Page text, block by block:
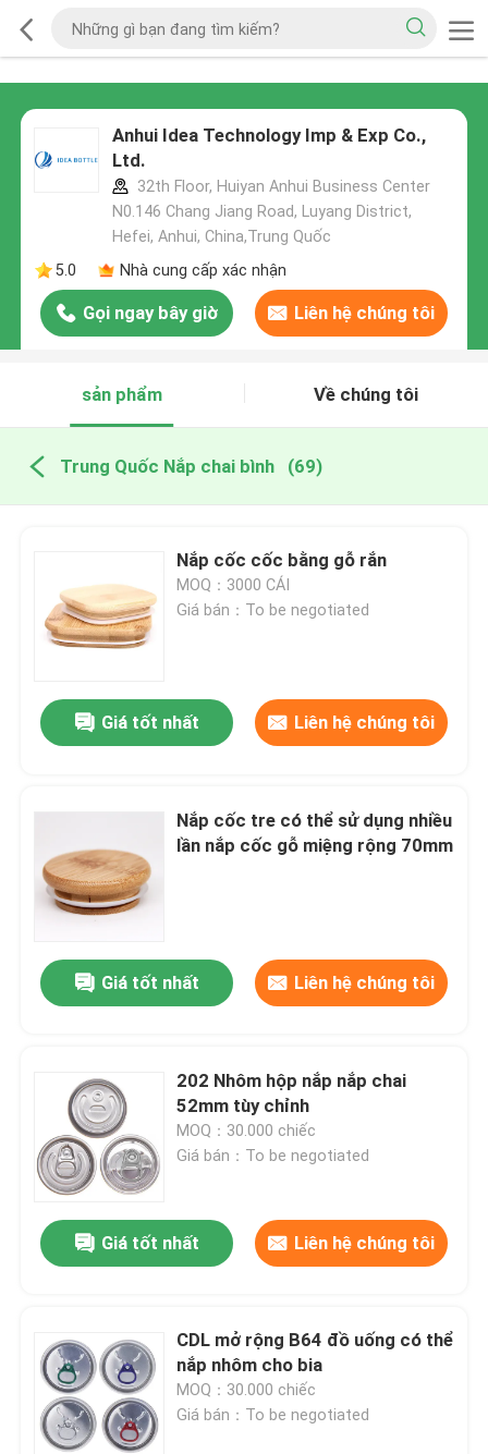
Anhui Idea Technology Imp & Exp Co.,
Ltd.
32th Floor, Huiyan Anhui Business Center
N0.146 Chang Jiang Road, Luyang District,
Hefei, Anhui, China,Trung Quốc
5.0
Nhà cung cấp xác nhận
Gọi ngay bây giờ Liên hệ chúng tôi
sản phẩm Về chúng tôi
Trung Quốc Nắp chai bình (69)
Nắp cốc cốc bằng gỗ rắn
MOQ：3000 CÁI
Giá bán：To be negotiated
Giá tốt nhất Liên hệ chúng tôi
Nắp cốc tre có thể sử dụng nhiều
lần nắp cốc gỗ miệng rộng 70mm
Giá tốt nhất Liên hệ chúng tôi
202 Nhôm hộp nắp nắp chai
52mm tùy chỉnh
MOQ：30.000 chiếc
Giá bán：To be negotiated
Giá tốt nhất Liên hệ chúng tôi
CDL mở rộng B64 đồ uống có thể
nắp nhôm cho bia
MOQ：30.000 chiếc
Giá bán：To be negotiated